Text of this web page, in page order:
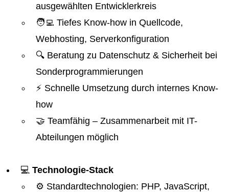
ausgewählten Entwicklerkreis
🧑‍💻 Tiefes Know-how in Quellcode,
Webhosting, Serverkonfiguration
🔍 Beratung zu Datenschutz & Sicherheit bei
Sonderprogrammierungen
⚡ Schnelle Umsetzung durch internes Know-
how
🤝 Teamfähig – Zusammenarbeit mit IT-
Abteilungen möglich
💻 Technologie-Stack
⚙️ Standardtechnologien: PHP, JavaScript,